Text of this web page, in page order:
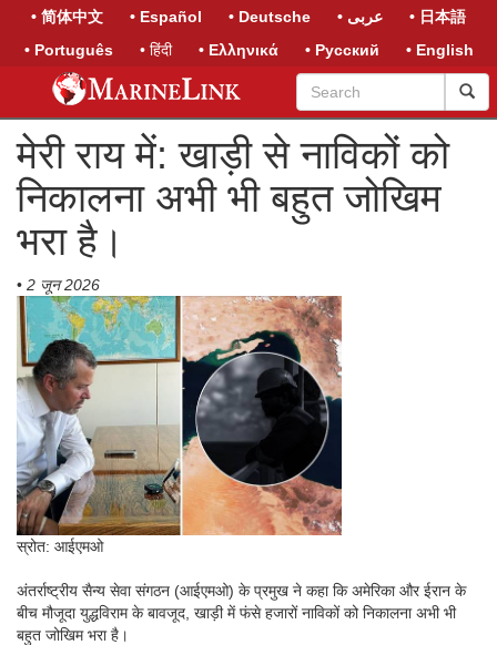
• 简体中文 • Español • Deutsche • عربى
• 日本語
• Português
• हिंदी • Ελληνικά • Русский • English
मेरी राय में: खाड़ी से नाविकों को
निकालना अभी भी बहुत जोखिम
भरा है।
• 2 जून 2026
स्रोत: आईएमओ
अंतर्राष्ट्रीय सैन्य सेवा संगठन (आईएमओ) के प्रमुख ने कहा कि अमेरिका और ईरान के
बीच मौजूदा युद्धविराम के बावजूद, खाड़ी में फंसे हजारों नाविकों को निकालना अभी भी
बहुत जोखिम भरा है।